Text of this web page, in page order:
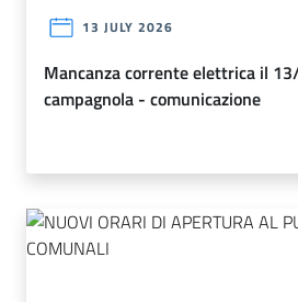
13 JULY 2026
mancanza corrente elettrica il 13/07/2026 a
campagnola - comunicazione